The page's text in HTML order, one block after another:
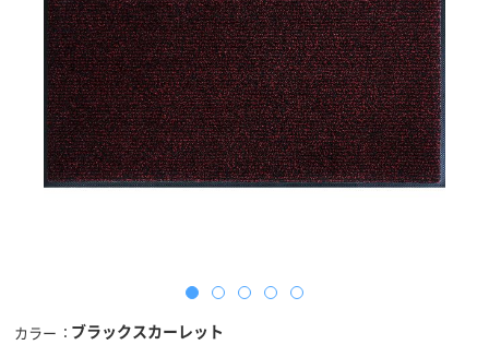
カラー ブラックスカーレット